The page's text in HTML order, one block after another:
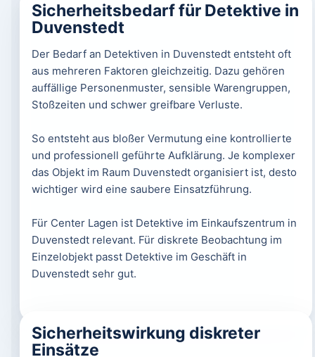
Sicherheitsbedarf für Detektive in
Duvenstedt
Der Bedarf an Detektiven in Duvenstedt entsteht oft
aus mehreren Faktoren gleichzeitig. Dazu gehören
auffällige Personenmuster, sensible Warengruppen,
Stoßzeiten und schwer greifbare Verluste.
So entsteht aus bloßer Vermutung eine kontrollierte
und professionell geführte Aufklärung. Je komplexer
das Objekt im Raum Duvenstedt organisiert ist, desto
wichtiger wird eine saubere Einsatzführung.
Für Center Lagen ist Detektive im Einkaufszentrum in
Duvenstedt relevant. Für diskrete Beobachtung im
Einzelobjekt passt Detektive im Geschäft in
Duvenstedt sehr gut.
Sicherheitswirkung diskreter
Einsätze